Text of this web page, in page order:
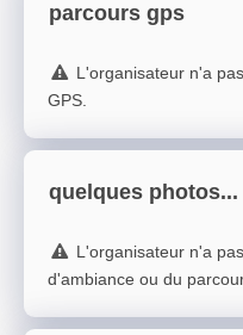
parcours gps
L'organisateur n'a
GPS.
quelques photos...
L'organisateur n'a
d'ambiance ou du